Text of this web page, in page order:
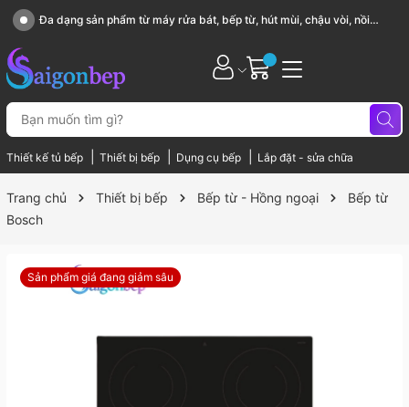
Đa dạng sản phẩm từ máy rửa bát, bếp từ, hút mùi, chậu vòi, nồi
chảo...
Thiết kế tủ bếp Thiết bị bếp Dụng cụ bếp Lắp đặt - sửa chữa
Trang chủ Thiết bị bếp Bếp từ - Hồng ngoại
Bếp từ
Bosch
Sản phẩm giá đang giảm sâu